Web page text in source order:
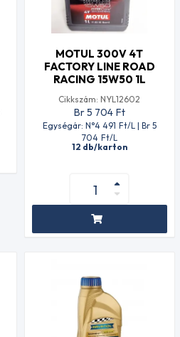
MOTUL 300V 4T
FACTORY LINE ROAD
RACING 15W50 1L
Cikkszám: NYL12602
Br 5 704 Ft
Egységár: N°4 491 Ft/L | Br 5
704 Ft/L
12 db/karton